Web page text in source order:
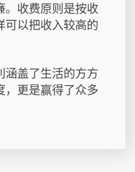
。收费原则是按收
可以把收入较高的
盖了生活的方方
，更是赢得了众多